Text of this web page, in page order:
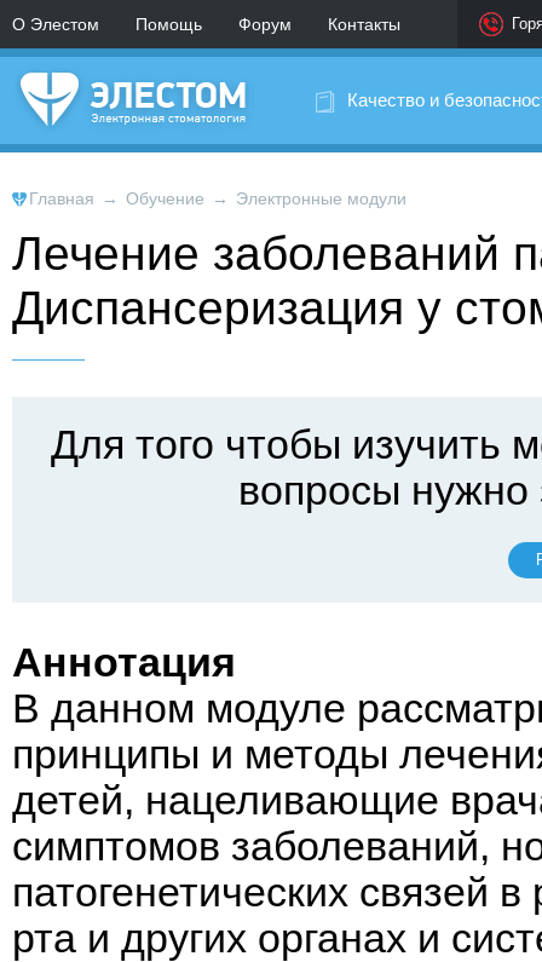
О Элестом Помощь Форум Контакты
Качество и
Главная → Обучение → Электронные модули
Лечение заболеваний
Диспансеризация у
Для того чтобы изучить
вопросы нужно
Аннотация
В данном модуле
принципы и методы
детей, нацеливающие
симптомов заболеваний,
патогенетических связей
рта и других органах и